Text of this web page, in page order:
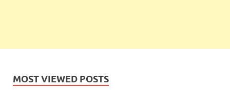
MOST VIEWED POSTS